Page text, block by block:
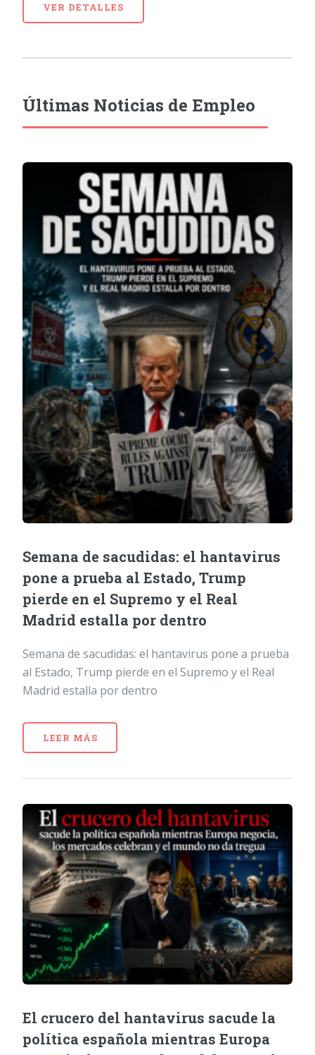
VER DETALLES
Últimas Noticias de Empleo
Semana de sacudidas: el hantavirus
pone a prueba al Estado, Trump
pierde en el Supremo y el Real
Madrid estalla por dentro
Semana de sacudidas: el hantavirus pone a prueba
al Estado, Trump pierde en el Supremo y el Real
Madrid estalla por dentro
LEER MÁS
El crucero del hantavirus sacude la
política española mientras Europa